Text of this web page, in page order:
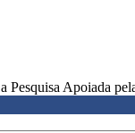
Pesquisa Apoiada